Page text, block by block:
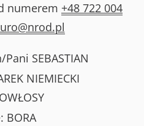
numerem +48 722 004
Pani SEBASTIAN
NIEMIECKI
BORA